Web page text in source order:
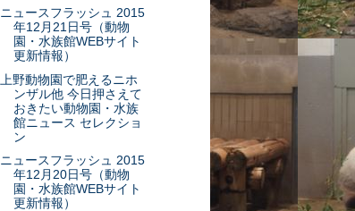
ニュースフラッシュ 2015
年12月21日号（動物
園・水族館WEBサイト
更新情報）
上野動物園で肥えるニホ
ンザル他 今日押さえて
おきたい動物園・水族
館ニュース セレクショ
ン
ニュースフラッシュ 2015
年12月20日号（動物
園・水族館WEBサイト
更新情報）